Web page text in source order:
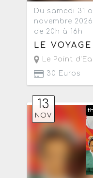
Du samedi 31
novembre 2026
de 20h à 16h
LE
Le Point
30 Euros
13
NOV